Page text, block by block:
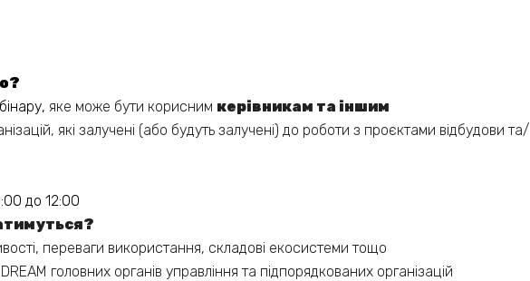
яке може бути корисним керівникам та іншим
які залучені (або будуть залучені) до роботи з проєктами відбудови та/
до 12:00
переваги використання, складові екосистеми тощо
головних органів управління та підпорядкованих організацій